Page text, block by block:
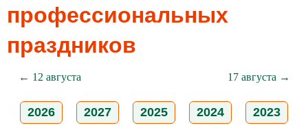
профессиональных
праздников
← 12 августа 17 августа →
2026 2027 2025 2024 2023